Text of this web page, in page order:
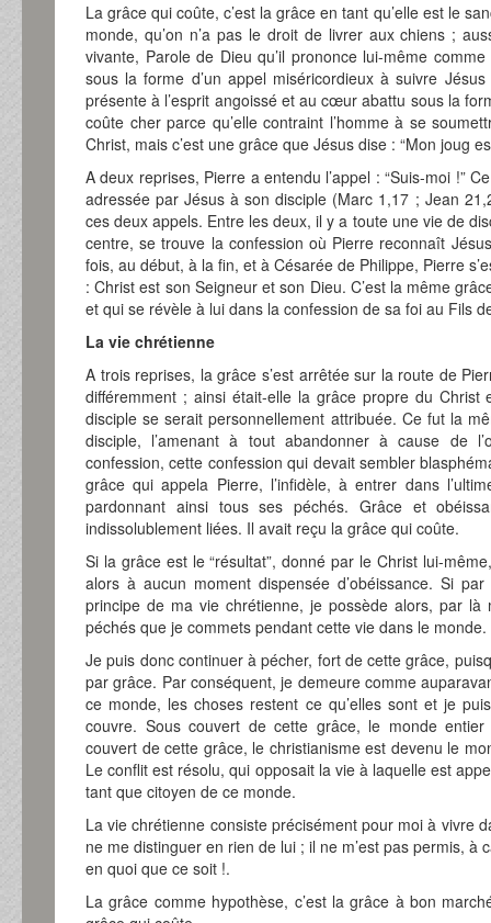
La grâce qui coûte, c’est la grâce en tant qu’elle est le
monde, qu’on n’a pas le droit de livrer aux chiens ;
vivante, Parole de Dieu qu’il prononce lui-même
sous la forme d’un appel miséricordieux à suivre
présente à l’esprit angoissé et au cœur abattu sous la
coûte cher parce qu’elle contraint l’homme à se
Christ, mais c’est une grâce que Jésus dise : “Mon joug
A deux reprises, Pierre a entendu l’appel : “Suis-moi !”
adressée par Jésus à son disciple (Marc 1,17 ; Jean
ces deux appels. Entre les deux, il y a toute une vie de
centre, se trouve la confession où Pierre reconnaît
fois, au début, à la fin, et à Césarée de Philippe, Pierre
: Christ est son Seigneur et son Dieu. C’est la même
et qui se révèle à lui dans la confession de sa foi au Fils
La vie chrétienne
A trois reprises, la grâce s’est arrêtée sur la route de
différemment ; ainsi était-elle la grâce propre du
disciple se serait personnellement attribuée. Ce fut la
disciple, l’amenant à tout abandonner à cause de
confession, cette confession qui devait sembler
grâce qui appela Pierre, l’infidèle, à entrer dans
pardonnant ainsi tous ses péchés. Grâce et
indissolublement liées. Il avait reçu la grâce qui coûte.
Si la grâce est le “résultat”, donné par le Christ lui-
alors à aucun moment dispensée d’obéissance. Si
principe de ma vie chrétienne, je possède alors, par là
péchés que je commets pendant cette vie dans le monde.
Je puis donc continuer à pécher, fort de cette grâce,
par grâce. Par conséquent, je demeure comme
ce monde, les choses restent ce qu’elles sont et je
couvre. Sous couvert de cette grâce, le monde
couvert de cette grâce, le christianisme est devenu le
Le conflit est résolu, qui opposait la vie à laquelle est
tant que citoyen de ce monde.
La vie chrétienne consiste précisément pour moi à vivre
ne me distinguer en rien de lui ; il ne m’est pas permis, à
en quoi que ce soit !.
La grâce comme hypothèse, c’est la grâce à bon